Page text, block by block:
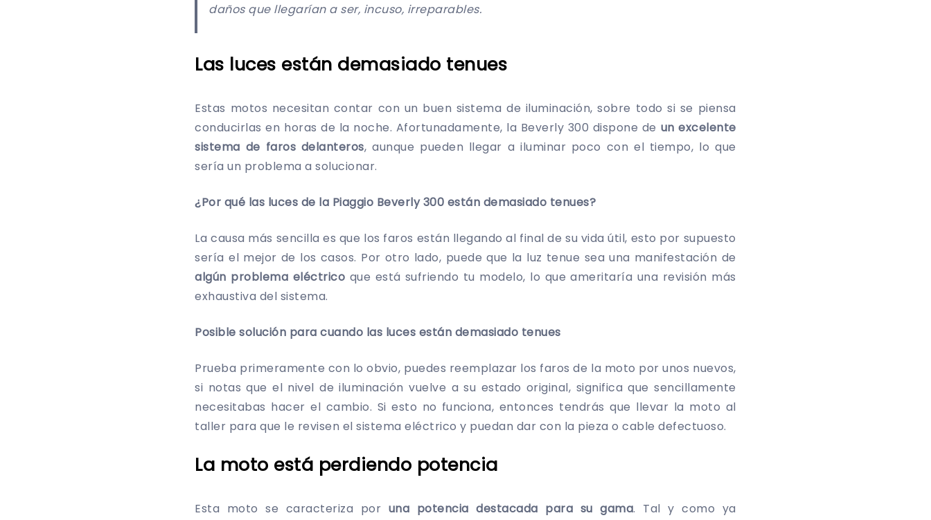
daños que llegarían a ser, incuso, irreparables.
Las luces están demasiado tenues
Estas motos necesitan contar con un buen sistema de iluminación, sobre todo si se piensa
conducirlas en horas de la noche. Afortunadamente, la Beverly 300 dispone de un excelente
sistema de faros delanteros, aunque pueden llegar a iluminar poco con el tiempo, lo que
sería un problema a solucionar.
¿Por qué las luces de la Piaggio Beverly 300 están demasiado tenues?
La causa más sencilla es que los faros están llegando al final de su vida útil, esto por supuesto
sería el mejor de los casos. Por otro lado, puede que la luz tenue sea una manifestación de
algún problema eléctrico que está sufriendo tu modelo, lo que ameritaría una revisión más
exhaustiva del sistema.
Posible solución para cuando las luces están demasiado tenues
Prueba primeramente con lo obvio, puedes reemplazar los faros de la moto por unos nuevos,
si notas que el nivel de iluminación vuelve a su estado original, significa que sencillamente
necesitabas hacer el cambio. Si esto no funciona, entonces tendrás que llevar la moto al
taller para que le revisen el sistema eléctrico y puedan dar con la pieza o cable defectuoso.
La moto está perdiendo potencia
Esta moto se caracteriza por una potencia destacada para su gama. Tal y como ya